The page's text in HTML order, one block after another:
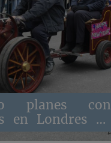
planes con
en Londres en
año